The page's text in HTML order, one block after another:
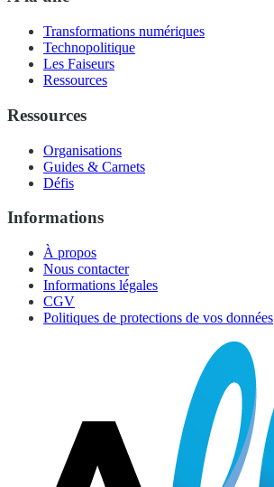
Transformations numériques
Technopolitique
Les Faiseurs
Ressources
Ressources
Organisations
Guides & Carnets
Défis
Informations
À propos
Nous contacter
Informations légales
CGV
Politiques de protections de vos données